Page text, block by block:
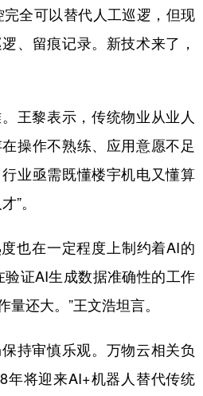
完全可以替代人工巡逻，但现
、留痕记录。新技术来了，
黎表示，传统物业从业人
操作不熟练、应用意愿不足
业亟需既懂楼宇机电又懂算
”。
在一定程度上制约着AI的
验证AI生成数据准确性的工作
量还大。”王文浩坦言。
审慎乐观。万物云相关负
年将迎来AI+机器人替代传统